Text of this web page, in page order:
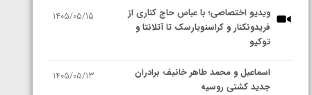
ویدیو اختصاصی؛ با عباس حاج کناری از
فریدونکنار و کراسنویارسک تا آتلانتا و
توکیو
1405/05/15
اسماعیل و محمد طاهر خانیف برادران
جدید کشتی روسیه
1405/05/13